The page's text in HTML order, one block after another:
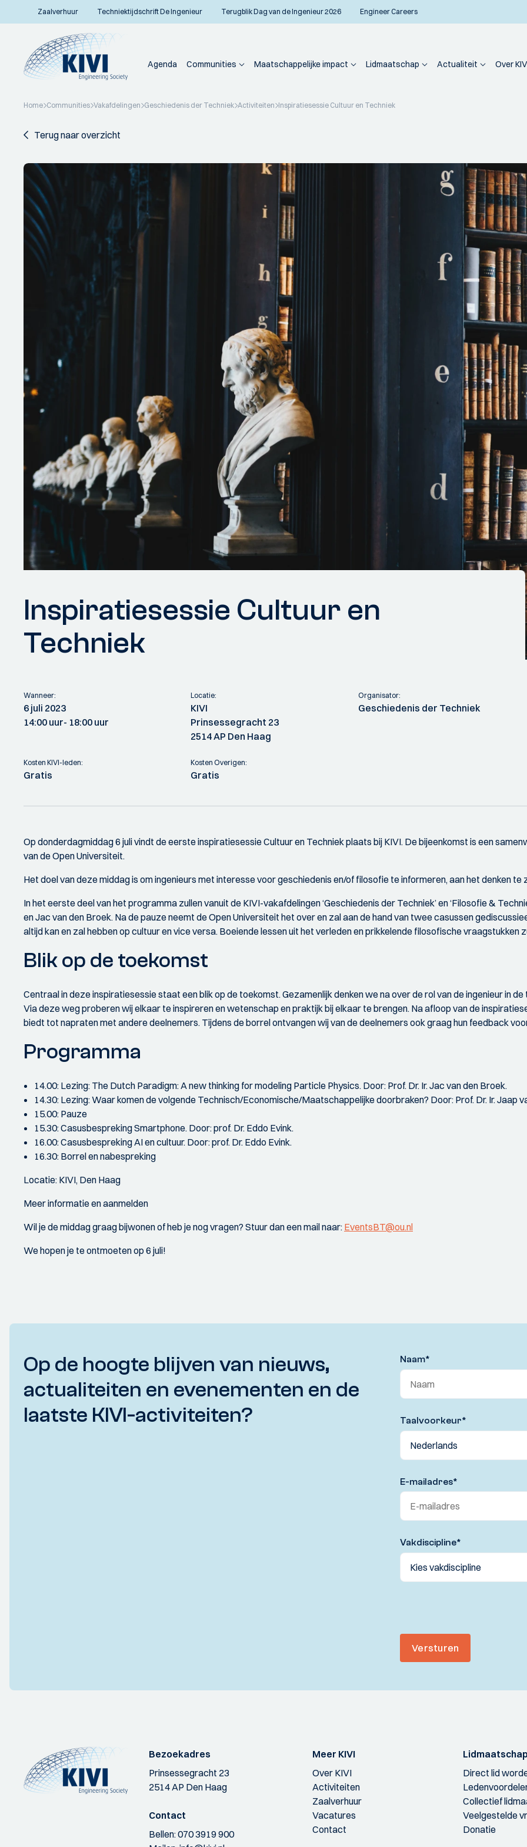
Zaalverhuur Techniektijdschrift De Ingenieur Terugblik Dag van de Ingenieur 2026 Engineer Careers
Agenda Communities Maatschappelijke impact Lidmaatschap Actualiteit Over
Home Communities Vakafdelingen Geschiedenis der Techniek Activiteiten Inspiratiesessie Cultuur en Techniek
Terug naar overzicht
Inspiratiesessie Cultuur en
Techniek
Wanneer:
6 juli 2023
14:00 uur- 18:00 uur
Locatie:
KIVI
Prinsessegracht 23
2514 AP Den Haag
Organisator:
Geschiedenis der Techniek
Kosten KIVI-leden:
Gratis
Kosten Overigen:
Gratis
Op donderdagmiddag 6 juli vindt de eerste inspiratiesessie Cultuur en Techniek plaats bij KIVI. De bijeenkomst is een
van de Open Universiteit.
Het doel van deze middag is om ingenieurs met interesse voor geschiedenis en/of filosofie te informeren, aan het denken
In het eerste deel van het programma zullen vanuit de KIVI-vakafdelingen ‘Geschiedenis der Techniek’ en ‘Filosofie &
en Jac van den Broek. Na de pauze neemt de Open Universiteit het over en zal aan de hand van twee casussen
altijd kan en zal hebben op cultuur en vice versa. Boeiende lessen uit het verleden en prikkelende filosofische vraagstukken
Blik op de toekomst
Centraal in deze inspiratiesessie staat een blik op de toekomst. Gezamenlijk denken we na over de rol van de ingenieur in
Via deze weg proberen wij elkaar te inspireren en wetenschap en praktijk bij elkaar te brengen. Na afloop van de
biedt tot napraten met andere deelnemers. Tijdens de borrel ontvangen wij van de deelnemers ook graag hun feedback
Programma
14.00: Lezing: The Dutch Paradigm: A new thinking for modeling Particle Physics. Door: Prof. Dr. Ir. Jac van den Broek.
14.30: Lezing: Waar komen de volgende Technisch/Economische/Maatschappelijke doorbraken? Door: Prof. Dr. Ir. Jaap
15.00: Pauze
15.30: Casusbespreking Smartphone. Door: prof. Dr. Eddo Evink.
16.00: Casusbespreking AI en cultuur. Door: prof. Dr. Eddo Evink.
16.30: Borrel en nabespreking
Locatie: KIVI, Den Haag
Meer informatie en aanmelden
Wil je de middag graag bijwonen of heb je nog vragen? Stuur dan een mail naar: EventsBT@ou.nl
We hopen je te ontmoeten op 6 juli!
Op de hoogte blijven van nieuws,
actualiteiten en evenementen en de
laatste KIVI-activiteiten?
Naam*
Taalvoorkeur*
E-mailadres*
Vakdiscipline*
Versturen
Bezoekadres
Prinsessegracht 23
2514 AP Den Haag
Contact
Bellen:070 3919 900
Meer KIVI
Over KIVI
Activiteiten
Zaalverhuur
Vacatures
Contact
Direct lid
Collectief
Veelgestelde
Donatie